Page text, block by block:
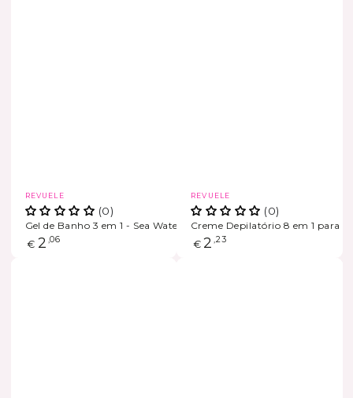
Marca
REVUELE
(0)
Gel de Banho 3 em 1 - Sea Water and Minerals
Preço
€ 2 ,06
Marca
REVUELE
(0)
Creme Depilatório 8 em 1 para
Preço
€ 2 ,23